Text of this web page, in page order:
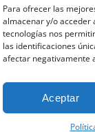
Para ofrecer las
almacenar y/o acceder
tecnologías nos
las identificaciones
afectar negativamente
Aceptar